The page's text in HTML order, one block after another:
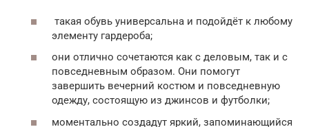
такая обувь универсальна и подойдёт к любому
элементу гардероба;
они отлично сочетаются как с деловым, так и с
повседневным образом. Они помогут
завершить вечерний костюм и повседневную
одежду, состоящую из джинсов и футболки;
моментально создадут яркий, запоминающийся